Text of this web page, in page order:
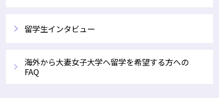
留学生インタビュー
海外から大妻女子大学へ留学を希望する方への
FAQ